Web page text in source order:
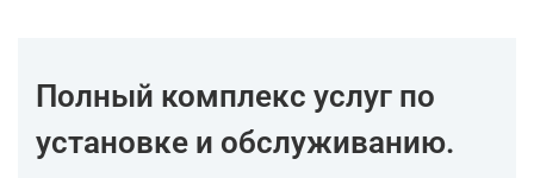
Полный комплекс услуг по
установке и обслуживанию.